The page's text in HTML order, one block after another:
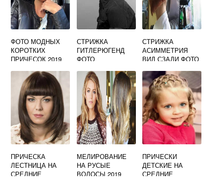
ФОТО МОДНЫХ
КОРОТКИХ
ПРИЧЕСОК 2019
СТРИЖКА
ГИТЛЕРЮГЕНД
ФОТО
СТРИЖКА
АСИММЕТРИЯ
ВИД СЗАДИ ФОТО
ПРИЧЕСКА
ЛЕСТНИЦА НА
СРЕДНИЕ
МЕЛИРОВАНИЕ
НА РУСЫЕ
ВОЛОСЫ 2019
ПРИЧЕСКИ
ДЕТСКИЕ НА
СРЕДНИЕ